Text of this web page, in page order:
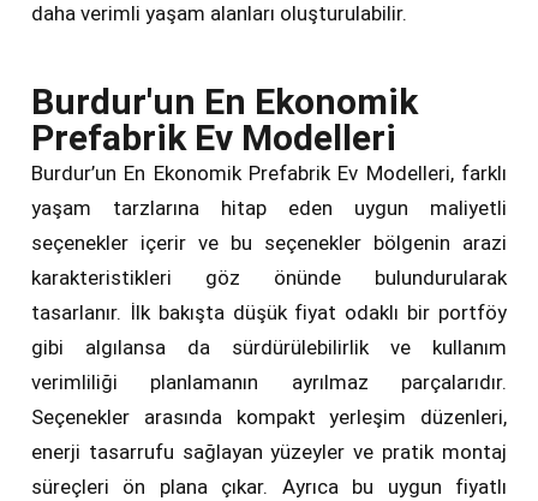
daha verimli yaşam alanları oluşturulabilir.
Burdur'un En Ekonomik
Prefabrik Ev Modelleri
Burdur’un En Ekonomik Prefabrik Ev Modelleri, farklı
yaşam tarzlarına hitap eden uygun maliyetli
seçenekler içerir ve bu seçenekler bölgenin arazi
karakteristikleri göz önünde bulundurularak
tasarlanır. İlk bakışta düşük fiyat odaklı bir portföy
gibi algılansa da sürdürülebilirlik ve kullanım
verimliliği planlamanın ayrılmaz parçalarıdır.
Seçenekler arasında kompakt yerleşim düzenleri,
enerji tasarrufu sağlayan yüzeyler ve pratik montaj
süreçleri ön plana çıkar. Ayrıca bu uygun fiyatlı